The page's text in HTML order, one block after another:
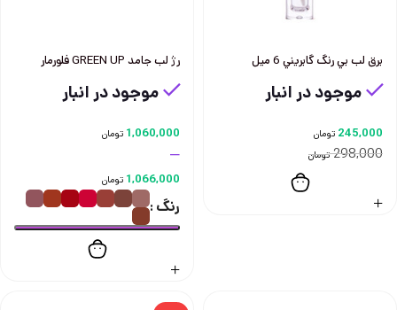
برق لب بي رنگ گابريني 6 ميل
موجود در انبار
298,000 تومان
245,000 تومان
رژ لب جامد GREEN UP فلورمار
موجود در انبار
1,066,000 تومان
–
1,060,000 تومان
رنگ